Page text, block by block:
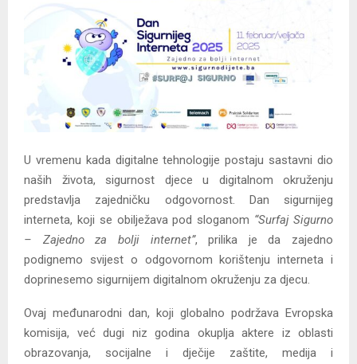
U vremenu kada digitalne tehnologije postaju sastavni dio
naših života, sigurnost djece u digitalnom okruženju
predstavlja zajedničku odgovornost. Dan sigurnijeg
interneta, koji se obilježava pod sloganom “Surfaj Sigurno
– Zajedno za bolji internet”, prilika je da zajedno
podignemo svijest o odgovornom korištenju interneta i
doprinesemo sigurnijem digitalnom okruženju za djecu.
Ovaj međunarodni dan, koji globalno podržava Evropska
komisija, već dugi niz godina okuplja aktere iz oblasti
obrazovanja, socijalne i dječije zaštite, medija i